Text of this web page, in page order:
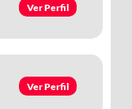
Ver Perfil
Ver Perfil